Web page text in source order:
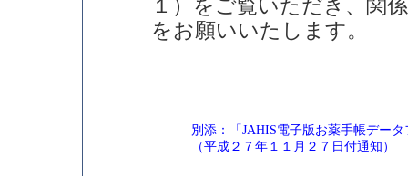
１）をご覧いただき、関
をお願いいたします。
別添：「JAHIS電子版お薬手帳デー
（平成２７年１１月２７日付通知）